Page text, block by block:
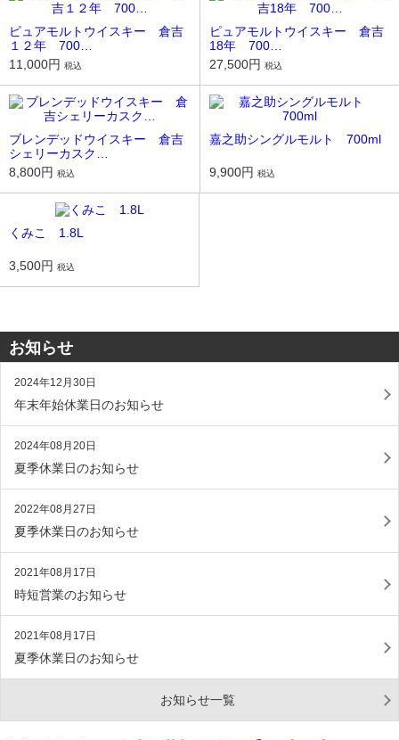
ピュアモルトウイスキー 倉吉
１２年 700…
11,000円 税込
ピュアモルトウイスキー 倉吉
18年 700…
27,500円 税込
ブレンデッドウイスキー 倉吉
シェリーカスク…
8,800円 税込
嘉之助シングルモルト 700ml
9,900円 税込
くみこ 1.8L
3,500円 税込
お知らせ
2024年12月30日
年末年始休業日のお知らせ
2024年08月20日
夏季休業日のお知らせ
2022年08月27日
夏季休業日のお知らせ
2021年08月17日
時短営業のお知らせ
2021年08月17日
夏季休業日のお知らせ
お知らせ一覧